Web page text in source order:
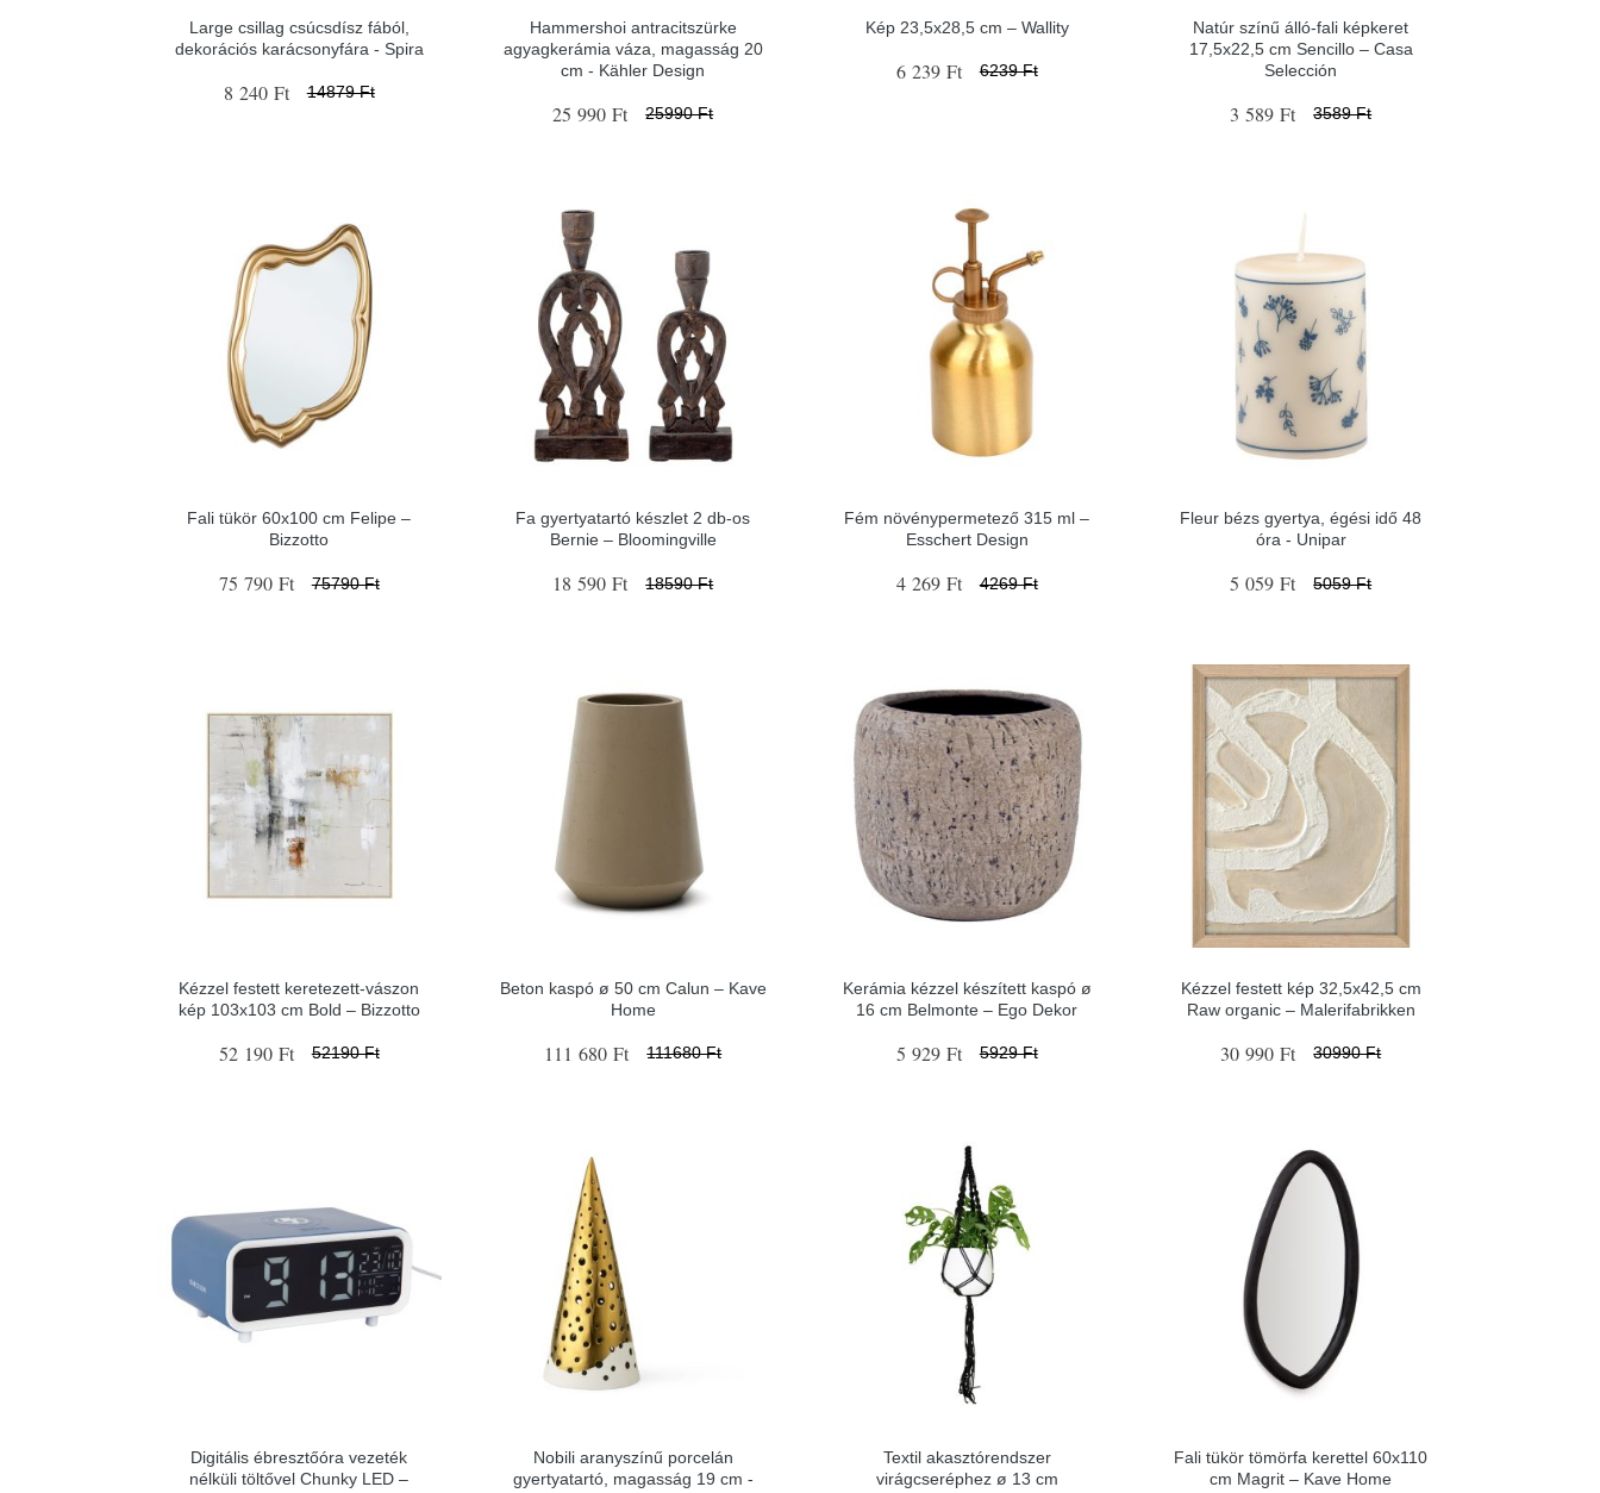
Large csillag csúcsdísz fából,
dekorációs karácsonyfára - Spira
8 240 Ft 14879 Ft
Hammershoi antracitszürke
agyagkerámia váza, magasság 20
cm - Kähler Design
25 990 Ft 25990 Ft
Kép 23,5x28,5 cm – Wallity
6 239 Ft 6239 Ft
Natúr színű álló-fali képkeret
17,5x22,5 cm Sencillo – Casa
Selección
3 589 Ft 3589 Ft
Fali tükör 60x100 cm Felipe –
Bizzotto
75 790 Ft 75790 Ft
Fa gyertyatartó készlet 2 db-os
Bernie – Bloomingville
18 590 Ft 18590 Ft
Fém növénypermetező 315 ml –
Esschert Design
4 269 Ft 4269 Ft
Fleur bézs gyertya, égési idő 48
óra - Unipar
5 059 Ft 5059 Ft
Kézzel festett keretezett-vászon
kép 103x103 cm Bold – Bizzotto
52 190 Ft 52190 Ft
Beton kaspó ø 50 cm Calun – Kave
Home
111 680 Ft 111680 Ft
Kerámia kézzel készített kaspó ø
16 cm Belmonte – Ego Dekor
5 929 Ft 5929 Ft
Kézzel festett kép 32,5x42,5 cm
Raw organic – Malerifabrikken
30 990 Ft 30990 Ft
Digitális ébresztőóra vezeték
nélküli töltővel Chunky LED –
Nobili aranyszínű porcelán
gyertyatartó, magasság 19 cm -
Textil akasztórendszer
virágcseréphez ø 13 cm
Fali tükör tömörfa kerettel 60x110
cm Magrit – Kave Home